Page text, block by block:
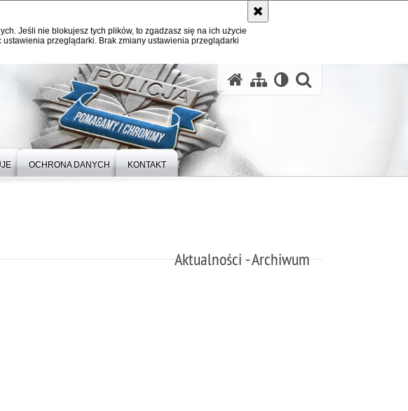
Jeśli nie blokujesz tych plików, to zgadzasz się na ich użycie
przeglądarki. Brak zmiany ustawienia przeglądarki
OCHRONA DANYCH KONTAKT
Aktualności - Archiwum